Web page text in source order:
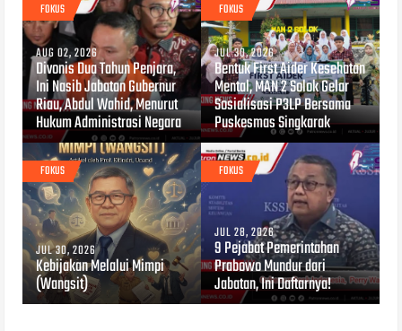
FOKUS
AUG 02, 2026
Divonis Dua Tahun Penjara,
Ini Nasib Jabatan Gubernur
Riau, Abdul Wahid, Menurut
Hukum Administrasi Negara
FOKUS
JUL 30, 2026
Bentuk First Aider Kesehatan
Mental, MAN 2 Solok Gelar
Sosialisasi P3LP Bersama
Puskesmas Singkarak
FOKUS
JUL 30, 2026
Kebijakan Melalui Mimpi
(Wangsit)
FOKUS
JUL 28, 2026
9 Pejabat Pemerintahan
Prabowo Mundur dari
Jabatan, Ini Daftarnya!